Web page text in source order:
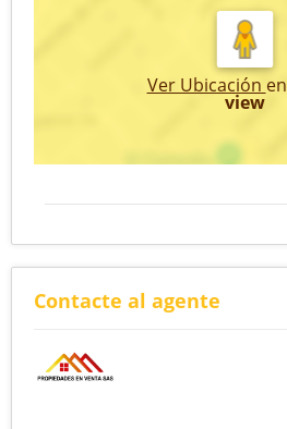
Ver Ubicación en
view
Contacte al agente